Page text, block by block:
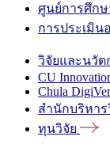
ศูนย์การศึกษ
การประเมิน
วิจัยและนวัต
CU
Chula
สำนักบริหาร
ทุนวิจัย